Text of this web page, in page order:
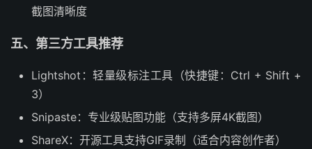
截图清晰度
五、第三方工具推荐
Lightshot：轻量级标注工具（快捷键：Ctrl + Shift +
3）
Snipaste：专业级贴图功能（支持多屏4K截图）
ShareX：开源工具支持GIF录制（适合内容创作者）